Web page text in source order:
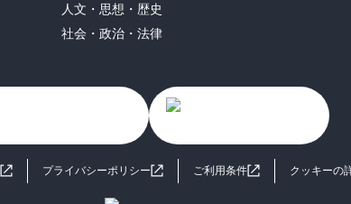
人文・思想・歴史
社会・政治・法律
プライバシーポリシー ご利用条件 クッキーの